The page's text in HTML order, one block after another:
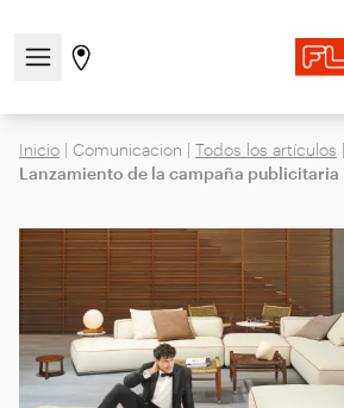
Abre/cierra el menú de navegación
Ir a la página de tiendas
Inicio | Comunicacion | Todos los artículos |
Lanzamiento de la campaña publicitaria